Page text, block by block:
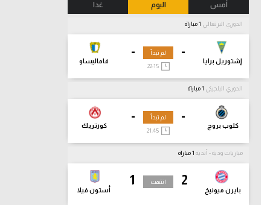
أمس اليوم غدا
الدوري البرتغالي
-
إشتوريل برايا
-
فاماليساو
لم تبدأ
22:15
الدوري البلجيكي
-
كلوب بروج
-
كورتريك
لم تبدأ
مباريات ودية - أندية
2
بايرن ميونيخ
1
أستون فيلا
انتهت